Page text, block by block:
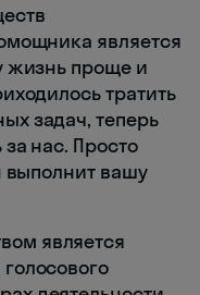
является
жизнь проще и
тратить
задач, теперь
нас. Просто
выполнит вашу
является